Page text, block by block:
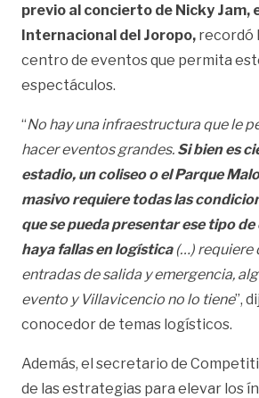
previo al concierto de Nicky Jam,
Internacional del Joropo, recordó
centro de eventos que permita
espectáculos.
“No hay una infraestructura que le
hacer eventos grandes. Si bien es
estadio, un coliseo o el Parque
masivo requiere todas las
que se pueda presentar ese tipo
haya fallas en logística(…) requiere
entradas de salida y emergencia,
evento y Villavicencio no lo tiene”,
conocedor de temas logísticos.
Además, el secretario de
de las estrategias para elevar los